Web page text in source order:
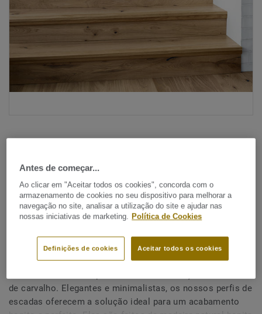
Ver todos os designs (2)
Perfis de escada em madeira
de carvalho. Elegantes e minimalistas, os nossos perfis de
escadas oferecem a solução ideal para um acabamento
Antes de começar...
Ao clicar em "Aceitar todos os cookies", concorda com o
armazenamento de cookies no seu dispositivo para melhorar a
navegação no site, analisar a utilização do site e ajudar nas
nossas iniciativas de marketing. Política de Cookies
Aceitar todos os cookies
Definições de cookies